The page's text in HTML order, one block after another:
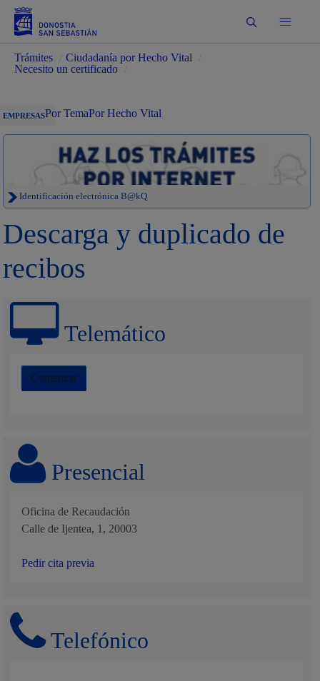
Buscar
Trámites Ciudadanía por Hecho Vital
Necesito un certificado
EMPRESASPor TemaPor Hecho Vital
Identificación electrónica B@kQ
Descarga y duplicado de
recibos
Telemático
Comenzar
Presencial
Oficina de Recaudación
Calle de Ijentea, 1, 20003
Pedir cita previa
Telefónico